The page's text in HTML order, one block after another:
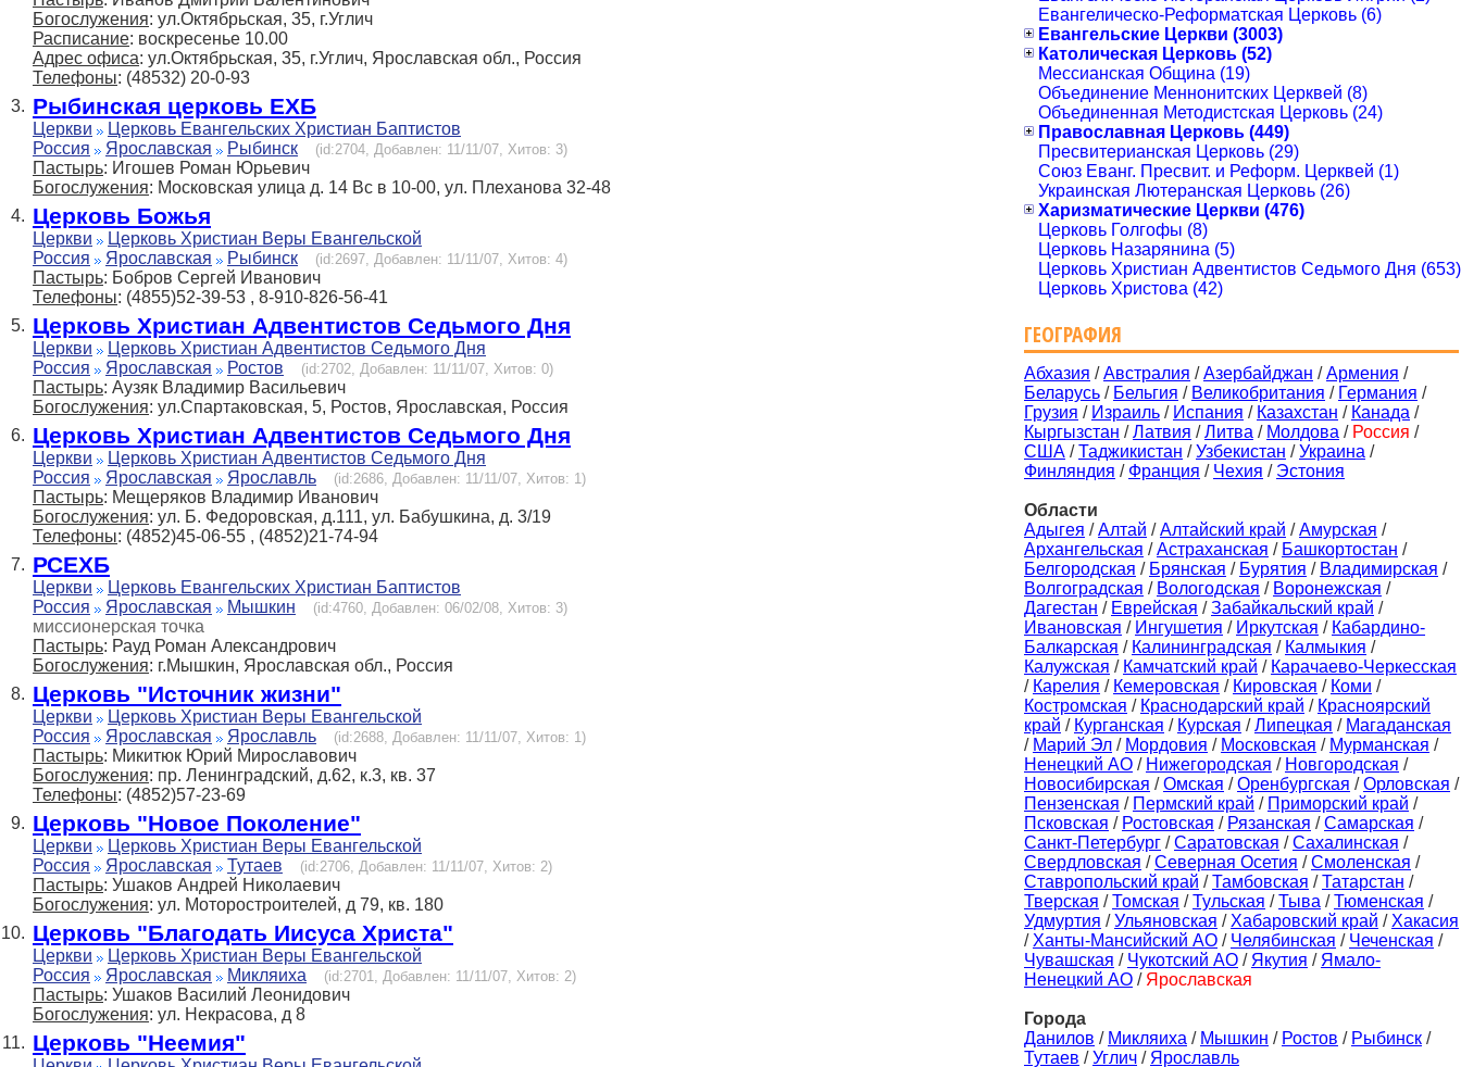
Богослужения: ул.Октябрьская, 35, г.Углич
Расписание: воскресенье 10.00
Адрес офиса: ул.Октябрьская, 35, г.Углич, Ярославская обл., Россия
Телефоны: (48532) 20-0-93
3. Рыбинская церковь ЕХБ
Церкви
Церковь Евангельских Христиан Баптистов
Россия
Ярославская Рыбинск (id:2704, Добавлен: 11/11/07, Хитов: 3)
Пастырь: Игошев Роман Юрьевич
Богослужения: Московская улица д. 14 Вс в 10-00, ул. Плеханова 32-48
4. Церковь Божья
Церкви
Церковь Христиан Веры Евангельской
Россия
Ярославская Рыбинск (id:2697, Добавлен: 11/11/07, Хитов: 4)
Пастырь: Бобров Сергей Иванович
Телефоны: (4855)52-39-53 , 8-910-826-56-41
5. Церковь Христиан Адвентистов Седьмого Дня
Церкви
Церковь Христиан Адвентистов Седьмого Дня
Россия
Ярославская Ростов (id:2702, Добавлен: 11/11/07, Хитов: 0)
Пастырь: Аузяк Владимир Васильевич
Богослужения: ул.Спартаковская, 5, Ростов, Ярославская, Россия
6. Церковь Христиан Адвентистов Седьмого Дня
Церкви
Церковь Христиан Адвентистов Седьмого Дня
Россия
Ярославская Ярославль (id:2686, Добавлен: 11/11/07, Хитов: 1)
Пастырь: Мещеряков Владимир Иванович
Богослужения: ул. Б. Федоровская, д.111, ул. Бабушкина, д. 3/19
Телефоны: (4852)45-06-55 , (4852)21-74-94
7. РСЕХБ
Церкви
Церковь Евангельских Христиан Баптистов
Россия
Ярославская Мышкин (id:4760, Добавлен: 06/02/08, Хитов: 3)
миссионерская точка
Пастырь: Рауд Роман Александрович
Богослужения: г.Мышкин, Ярославская обл., Россия
8. Церковь "Источник жизни"
Церкви
Церковь Христиан Веры Евангельской
Россия
Ярославская Ярославль (id:2688, Добавлен: 11/11/07, Хитов: 1)
Пастырь: Микитюк Юрий Мирославович
Богослужения: пр. Ленинградский, д.62, к.3, кв. 37
Телефоны: (4852)57-23-69
9. Церковь "Новое Поколение"
Церкви
Церковь Христиан Веры Евангельской
Россия
Ярославская Тутаев (id:2706, Добавлен: 11/11/07, Хитов: 2)
Пастырь: Ушаков Андрей Николаевич
Богослужения: ул. Моторостроителей, д 79, кв. 180
10. Церковь "Благодать Иисуса Христа"
Церкви
Церковь Христиан Веры Евангельской
Россия
Ярославская Микляиха (id:2701, Добавлен: 11/11/07, Хитов: 2)
Пастырь: Ушаков Василий Леонидович
Богослужения: ул. Некрасова, д 8
11. Церковь "Неемия"
Евангелическо-Реформатская Церковь (6)
Евангельские Церкви (3003)
Католическая Церковь (52)
Мессианская Община (19)
Объединение Меннонитских Церквей (8)
Объединенная Методистская Церковь (24)
Православная Церковь (449)
Пресвитерианская Церковь (29)
Союз Еванг. Пресвит. и Реформ. Церквей (1)
Украинская Лютеранская Церковь (26)
Харизматические Церкви (476)
Церковь Голгофы (8)
Церковь Назарянина (5)
Церковь Христиан Адвентистов Седьмого Дня (653)
Церковь Христова (42)
ГЕОГРАФИЯ
Абхазия /Австралия /Азербайджан /Армения /
Беларусь / Бельгия / Великобритания / Германия /
Грузия / Израиль / Испания / Казахстан / Канада /
Кыргызстан /Латвия /Литва / Молдова / Россия /
США /Таджикистан /Узбекистан /Украина /
Финляндия / Франция / Чехия / Эстония
Области
Адыгея /Алтай /Алтайский край /Амурская /
Архангельская /Астраханская / Башкортостан /
Белгородская / Брянская / Бурятия / Владимирская /
Волгоградская / Вологодская / Воронежская /
Дагестан / Еврейская /Забайкальский край /
Ивановская / Ингушетия / Иркутская / Кабардино-
Балкарская / Калининградская / Калмыкия /
Калужская / Камчатский край / Карачаево-Черкесская
/ Карелия / Кемеровская / Кировская / Коми /
Костромская / Краснодарский край / Красноярский
край / Курганская / Курская /Липецкая / Магаданская
/ Марий Эл / Мордовия / Московская / Мурманская /
Ненецкий АО / Нижегородская / Новгородская /
Новосибирская /Омская /Оренбургская /Орловская /
Пензенская / Пермский край / Приморский край /
Псковская / Ростовская / Рязанская /Самарская /
Санкт-Петербург /Саратовская /Сахалинская /
Свердловская /Северная Осетия /Смоленская /
Ставропольский край /Тамбовская /Татарстан /
Тверская /Томская /Тульская /Тыва /Тюменская /
Удмуртия /Ульяновская / Хабаровский край / Хакасия
/ Ханты-Мансийский АО / Челябинская / Чеченская /
Чувашская / Чукотский АО / Якутия / Ямало-
Ненецкий АО / Ярославская
Города
Данилов / Микляиха / Мышкин / Ростов / Рыбинск /
Тутаев /Углич / Ярославль